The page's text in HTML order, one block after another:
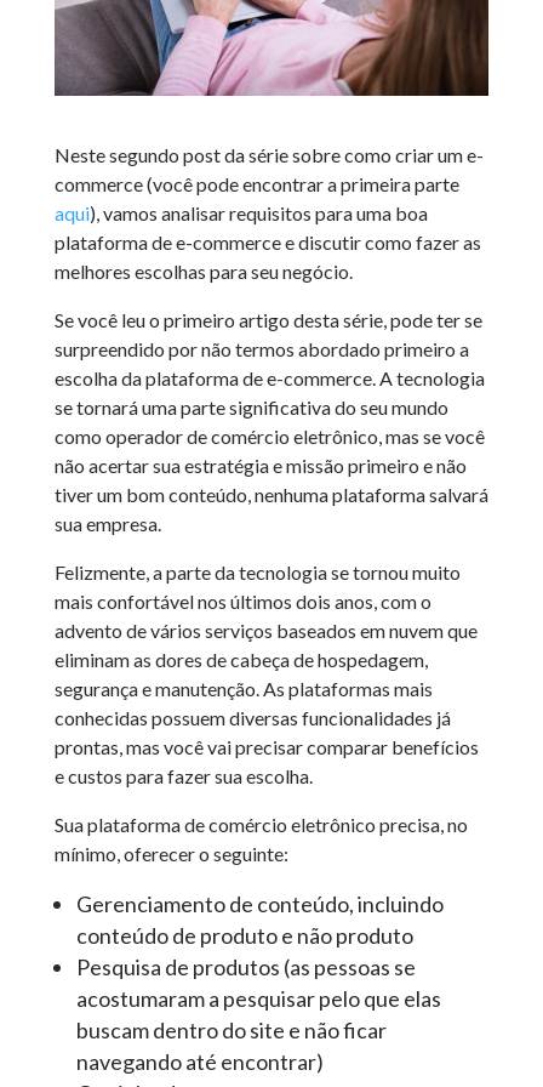
Neste segundo post da série sobre como criar um e-
commerce (você pode encontrar a primeira parte
aqui), vamos analisar requisitos para uma boa
plataforma de e-commerce e discutir como fazer as
melhores escolhas para seu negócio.
Se você leu o primeiro artigo desta série, pode ter se
surpreendido por não termos abordado primeiro a
escolha da plataforma de e-commerce. A tecnologia
se tornará uma parte significativa do seu mundo
como operador de comércio eletrônico, mas se você
não acertar sua estratégia e missão primeiro e não
tiver um bom conteúdo, nenhuma plataforma salvará
sua empresa.
Felizmente, a parte da tecnologia se tornou muito
mais confortável nos últimos dois anos, com o
advento de vários serviços baseados em nuvem que
eliminam as dores de cabeça de hospedagem,
segurança e manutenção. As plataformas mais
conhecidas possuem diversas funcionalidades já
prontas, mas você vai precisar comparar benefícios
e custos para fazer sua escolha.
Sua plataforma de comércio eletrônico precisa, no
mínimo, oferecer o seguinte:
Gerenciamento de conteúdo, incluindo
conteúdo de produto e não produto
Pesquisa de produtos (as pessoas se
acostumaram a pesquisar pelo que elas
buscam dentro do site e não ficar
navegando até encontrar)